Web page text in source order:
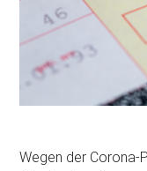
Wegen der Corona-